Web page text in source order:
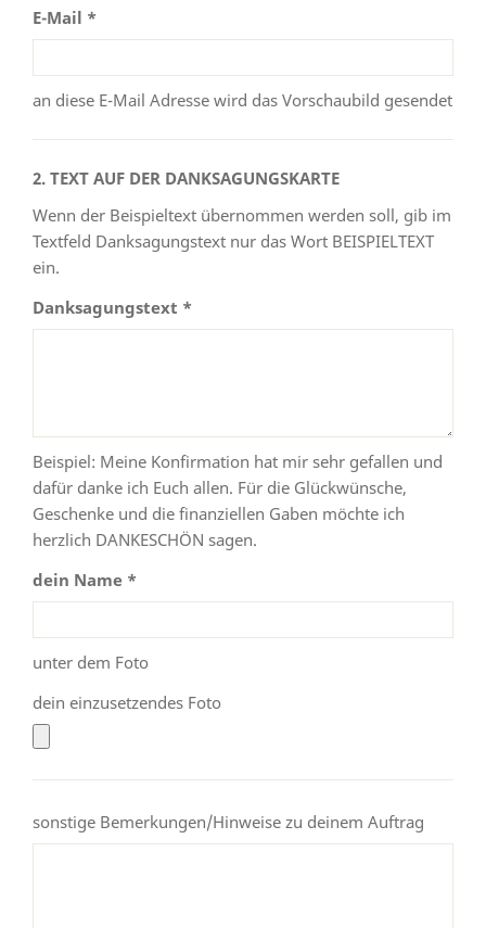
E-Mail *
an diese E-Mail Adresse wird das Vorschaubild gesendet
2. TEXT AUF DER DANKSAGUNGSKARTE
Wenn der Beispieltext übernommen werden soll, gib im
Textfeld Danksagungstext nur das Wort BEISPIELTEXT
ein.
Danksagungstext *
Beispiel: Meine Konfirmation hat mir sehr gefallen und
dafür danke ich Euch allen. Für die Glückwünsche,
Geschenke und die finanziellen Gaben möchte ich
herzlich DANKESCHÖN sagen.
dein Name *
unter dem Foto
dein einzusetzendes Foto
sonstige Bemerkungen/Hinweise zu deinem Auftrag